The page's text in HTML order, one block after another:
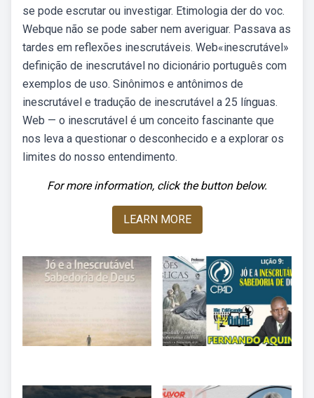
se pode escrutar ou investigar. Etimologia der do voc.
Webque não se pode saber nem averiguar. Passava as
tardes em reflexões inescrutáveis. Web«inescrutável»
definição de inescrutável no dicionário português com
exemplos de uso. Sinônimos e antônimos de
inescrutável e tradução de inescrutável a 25 línguas.
Web — o inescrutável é um conceito fascinante que
nos leva a questionar o desconhecido e a explorar os
limites do nosso entendimento.
For more information, click the button below.
LEARN MORE